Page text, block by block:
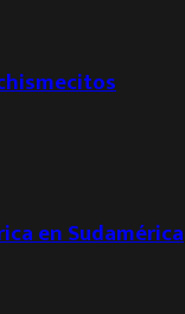
en Sudamérica